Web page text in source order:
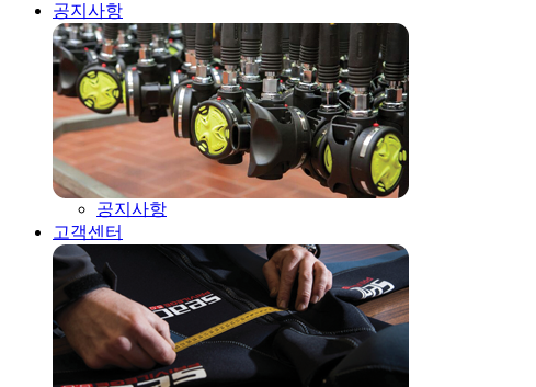
공지사항
공지사항
고객센터